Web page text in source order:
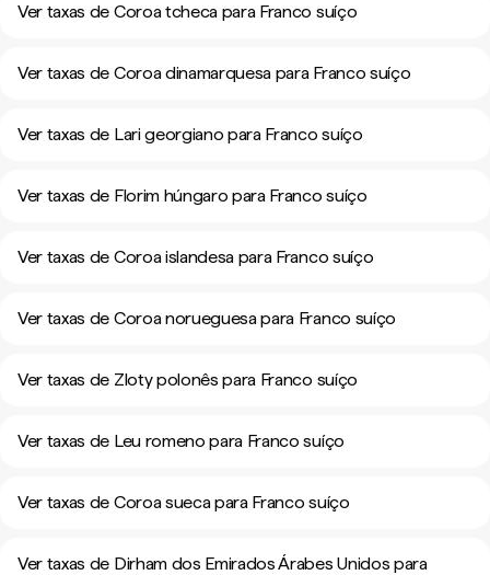
Ver taxas de Coroa tcheca para Franco suíço
Ver taxas de Coroa dinamarquesa para Franco suíço
Ver taxas de Lari georgiano para Franco suíço
Ver taxas de Florim húngaro para Franco suíço
Ver taxas de Coroa islandesa para Franco suíço
Ver taxas de Coroa norueguesa para Franco suíço
Ver taxas de Zloty polonês para Franco suíço
Ver taxas de Leu romeno para Franco suíço
Ver taxas de Coroa sueca para Franco suíço
Ver taxas de Dirham dos Emirados Árabes Unidos para